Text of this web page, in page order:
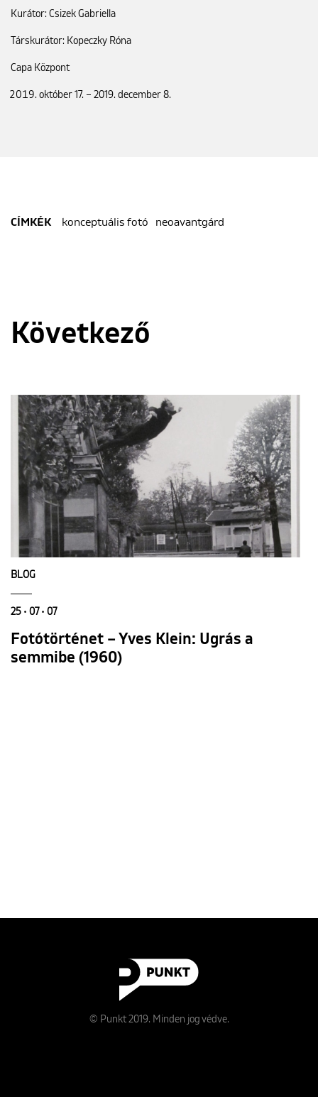
Kurátor: Csizek Gabriella
Társkurátor: Kopeczky Róna
Capa Központ
október 17. – 2019. december 8.
CÍMKÉK konceptuális fotó neoavantgárd
Következő
BLOG
25 • 07 • 07
Fotótörténet – Yves Klein: Ugrás a
semmibe (1960)
© Punkt 2019. Minden jog védve.